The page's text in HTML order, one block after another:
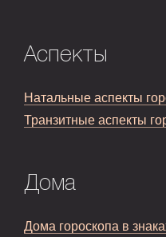
Аспекты
Натальные аспекты
Транзитные аспекты
Дома
Дома гороскопа в